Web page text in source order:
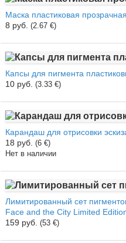
Маска пластиковая
8 руб. (2.67 €)
Капсы для пигмента
10 руб. (3.33 €)
Карандаш для отрисовки
18 руб. (6 €)
Нет в наличии
Лимитированный сет
Face and the City Limited
159 руб. (53 €)